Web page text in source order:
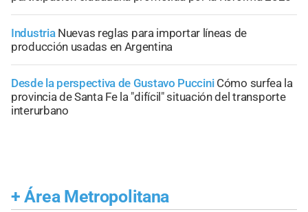
Industria Nuevas reglas para importar líneas de
producción usadas en Argentina
Desde la perspectiva de Gustavo Puccini Cómo surfea la
provincia de Santa Fe la "difícil" situación del transporte
interurbano
+ Área Metropolitana